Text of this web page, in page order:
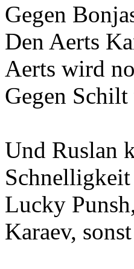
Gegen
Den Aerts
Aerts wird
Gegen
Und Ruslan
Lucky
Karaev,